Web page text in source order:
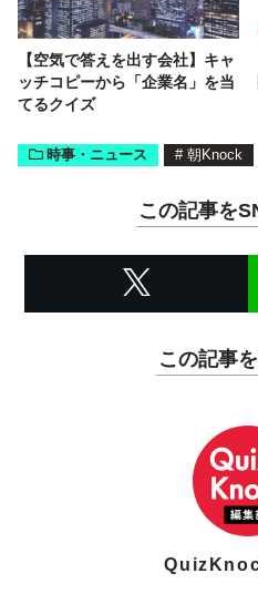
【空気で答えを出す会社】キャ
ッチコピーから「企業名」を当
てるクイズ
時事・ニュース # 朝Knock
この記事を
この記事